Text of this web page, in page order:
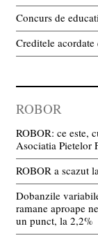
Concurs de
Creditele
ROBOR
ROBOR: ce este,
Asociatia Pietelor
ROBOR a scazut
Dobanzile
ramane aproape
un punct, la 2,2%